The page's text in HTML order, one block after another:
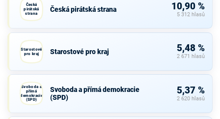
Česká
pirátská
strana
Česká pirátská strana 10,90 %
5 312 hlasů
Starostové
pro kraj
Starostové pro kraj 5,48 %
2 671 hlasů
Svoboda a
přímá
demokracie
(SPD)
Svoboda a přímá demokracie
(SPD)
5,37 %
2 620 hlasů